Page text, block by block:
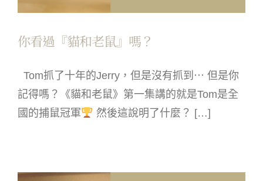
你看過『貓和老鼠』嗎？
Tom抓了十年的Jerry，但是沒有抓到⋯ 但是你
記得嗎？《貓和老鼠》第一集講的就是Tom是全
國的捕鼠冠軍
然後這說明了什麼？ […]